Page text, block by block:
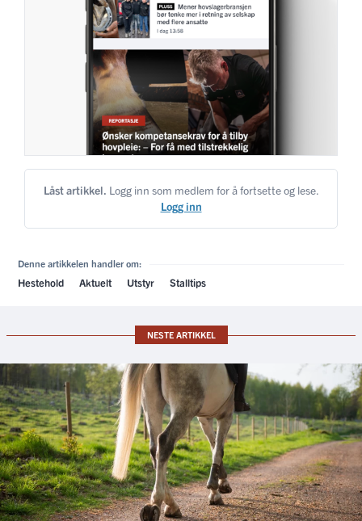
Låst artikkel. Logg inn som medlem for å fortsette og lese.
Logg inn
Denne artikkelen handler om:
Hestehold Aktuelt Utstyr Stalltips
NESTE ARTIKKEL